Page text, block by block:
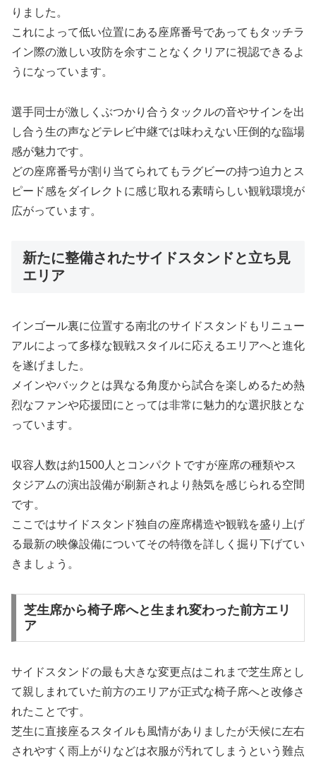
りました。
これによって低い位置にある座席番号であってもタッチラ
イン際の激しい攻防を余すことなくクリアに視認できるよ
うになっています。
選手同士が激しくぶつかり合うタックルの音やサインを出
し合う生の声などテレビ中継では味わえない圧倒的な臨場
感が魅力です。
どの座席番号が割り当てられてもラグビーの持つ迫力とス
ピード感をダイレクトに感じ取れる素晴らしい観戦環境が
広がっています。
新たに整備されたサイドスタンドと立ち見
エリア
インゴール裏に位置する南北のサイドスタンドもリニュー
アルによって多様な観戦スタイルに応えるエリアへと進化
を遂げました。
メインやバックとは異なる角度から試合を楽しめるため熱
烈なファンや応援団にとっては非常に魅力的な選択肢とな
っています。
収容人数は約1500人とコンパクトですが座席の種類やス
タジアムの演出設備が刷新されより熱気を感じられる空間
です。
ここではサイドスタンド独自の座席構造や観戦を盛り上げ
る最新の映像設備についてその特徴を詳しく掘り下げてい
きましょう。
芝生席から椅子席へと生まれ変わった前方エリ
ア
サイドスタンドの最も大きな変更点はこれまで芝生席とし
て親しまれていた前方のエリアが正式な椅子席へと改修さ
れたことです。
芝生に直接座るスタイルも風情がありましたが天候に左右
されやすく雨上がりなどは衣服が汚れてしまうという難点